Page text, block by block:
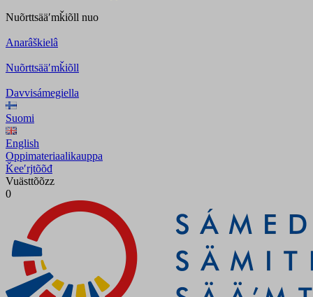
Nuõrttsääʹmǩiõll nuo
Anarâškielâ
Nuõrttsääʹmǩiõll
Davvisámegiella
Suomi
English
Oppimateriaalikauppa
Ǩeeʹrjtõõđ
Vuästtõõzz
0